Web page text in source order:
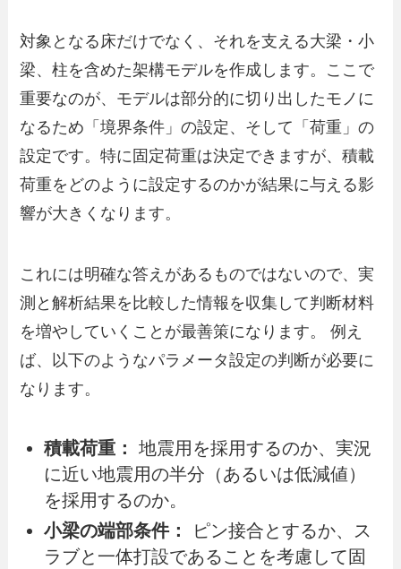
対象となる床だけでなく、それを支える大梁・小
梁、柱を含めた架構モデルを作成します。ここで
重要なのが、モデルは部分的に切り出したモノに
なるため「境界条件」の設定、そして「荷重」の
設定です。特に固定荷重は決定できますが、積載
荷重をどのように設定するのかが結果に与える影
響が大きくなります。
これには明確な答えがあるものではないので、実
測と解析結果を比較した情報を収集して判断材料
を増やしていくことが最善策になります。 例え
ば、以下のようなパラメータ設定の判断が必要に
なります。
積載荷重：
地震用を採用するのか、実況
に近い地震用の半分（あるいは低減値）
を採用するのか。
小梁の端部条件：
ピン接合とするか、ス
ラブと一体打設であることを考慮して固